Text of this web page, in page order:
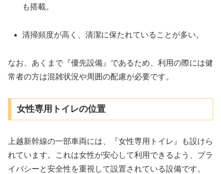
も搭載。
清掃頻度が高く、清潔に保たれていることが多い。
なお、あくまで『優先設備』であるため、利用の際には健
常者の方は混雑状況や周囲の配慮が必要です。
女性専用トイレの位置
上越新幹線の一部車両には、『女性専用トイレ』も設けら
れています。これは女性が安心して利用できるよう、プラ
イバシーと安全性を重視して設置されている設備です。